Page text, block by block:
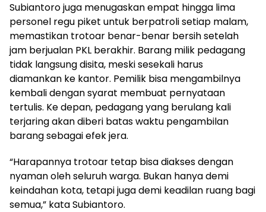
Subiantoro juga menugaskan empat hingga lima
personel regu piket untuk berpatroli setiap malam,
memastikan trotoar benar-benar bersih setelah
jam berjualan PKL berakhir. Barang milik pedagang
tidak langsung disita, meski sesekali harus
diamankan ke kantor. Pemilik bisa mengambilnya
kembali dengan syarat membuat pernyataan
tertulis. Ke depan, pedagang yang berulang kali
terjaring akan diberi batas waktu pengambilan
barang sebagai efek jera.
“Harapannya trotoar tetap bisa diakses dengan
nyaman oleh seluruh warga. Bukan hanya demi
keindahan kota, tetapi juga demi keadilan ruang bagi
semua,” kata Subiantoro.